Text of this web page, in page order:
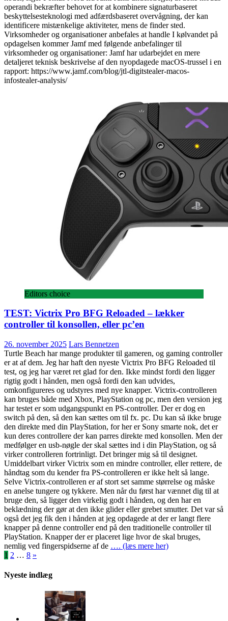
operandi bekræfter behovet for at kombinere signaturbaseret
beskyttelsesteknologi med adfærdsbaseret overvågning, der kan
identificere mistænkelige aktiviteter, mens de finder sted.
Virksomheder og organisationer anbefales at handle I kølvandet på
opdagelsen kommer Jamf med følgende anbefalinger til
virksomheder og organisationer: Jamf har udarbejdet en mere
detaljeret teknisk beskrivelse af den nyopdagede macOS-trussel i en
rapport: https://www.jamf.com/blog/jtl-digitstealer-macos-
infostealer-analysis/
Editors choice
TEST: Victrix Pro BFG Reloaded – lækker
controller til konsollen, eller pc’en
26. november 2025 Lars Bennetzen
Turtle Beach har mange produkter til gameren, og gaming controller
er at af dem. Jeg har haft den nyeste Victrix Pro BFG Reloaded til
test, og jeg har været ret glad for den. Ikke mindst fordi den ligger
rigtig godt i hånden, men også fordi den kan udvides,
omkonfigureres og udstyres med nye knapper. Victrix-controlleren
kan bruges både med Xbox, PlayStation og pc, men den version jeg
har testet er som udgangspunkt en PS-controller. Der er dog en
switch på den, så den kan sættes om til fx. pc. Du kan så ikke bruge
den direkte med din PlayStation, for her er Sony smarte nok, det er
kun deres controllere der kan parres direkte med konsollen. Men der
medfølger en usb-nøgle der skal sættes ind i din PlayStation, og så
virker controlleren fortrinligt. Det bringer mig så til designet.
Umiddelbart virker Victrix som en mindre controller, eller rettere, de
håndtag som du kender fra PS-controlleren er ikke helt så lange.
Selve Victrix-controlleren er af stort set samme størrelse og måske
en anelse tungere og tykkere. Men når du først har vænnet dig til at
bruge den, så ligger den virkelig godt i hånden, og den har en
beklædning der gør at den ikke glider eller grebet smutter. Det var så
også det jeg fik den i hånden at jeg opdagede at der er langt flere
knapper på denne controller end på den traditionelle controller til
PlayStation. Knapper der er placeret lige hvor de skal bruges,
nemlig ved fingerspidserne af de …. (læs mere her)
Indlægsinddeling
1 2 … 8 »
Nyeste indlæg